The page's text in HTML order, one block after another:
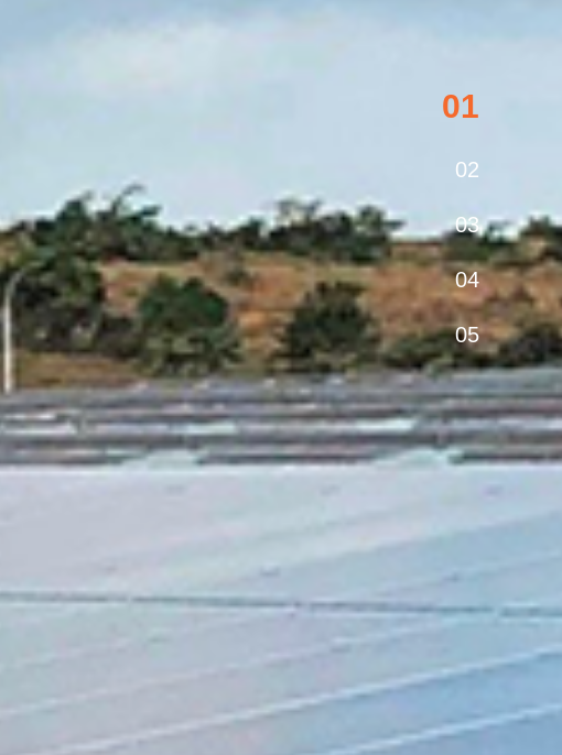
01
02
03
04
05